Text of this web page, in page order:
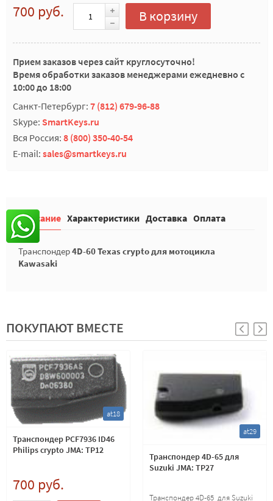
700 руб. В корзину
Прием заказов через сайт круглосуточно!
Время обработки заказов менеджерами ежедневно с
10:00 до 18:00
Санкт-Петербург: 7 (812) 679-96-88
Skype: SmartKeys.ru
Вся Россия: 8 (800) 350-40-54
E-mail: sales@smartkeys.ru
Описание Характеристики Доставка Оплата
Транспондер4D-60 Texas crypto для мотоцикла
Kawasaki
ПОКУПАЮТ ВМЕСТЕ
at18
Транспондер PCF7936 ID46
Philips crypto JMA: TP12
700 руб.
at29
Транспондер 4D-65 для
Suzuki JMA: TP27
Транспондер 4D-65 для Suzuki